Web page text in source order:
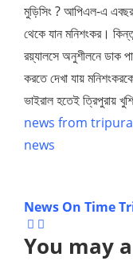
মুড়িসিং ? আপিএল-এ
থেকে যান মনিশংকর।
রয়্যালসে অনুশীলনে ডাক
করতে দেখা যায়
ভাইরাল হতেই ত্রিপুরায়
news from tripura
news
News On Time
You may